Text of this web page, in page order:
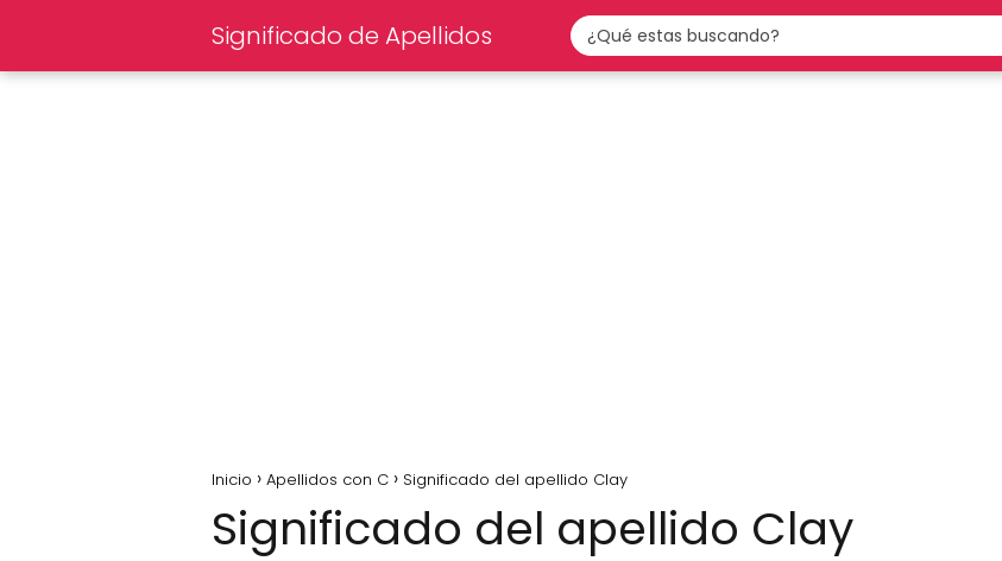
Significado de Apellidos
Inicio Apellidos con C Significado del apellido Clay
Significado del apellido Clay